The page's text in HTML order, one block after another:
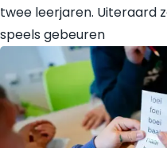
twee leerjaren. Uiteraard
speels gebeuren